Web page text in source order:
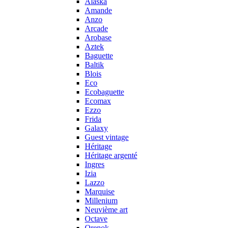
Amande
Anzo
Arcade
Arobase
Aztek
Baguette
Baltik
Blois
Eco
Ecobaguette
Ecomax
Ezzo
Frida
Galaxy
Guest vintage
Héritage
Héritage argenté
Ingres
Izia
Lazzo
Marquise
Millenium
Neuvième art
Octave